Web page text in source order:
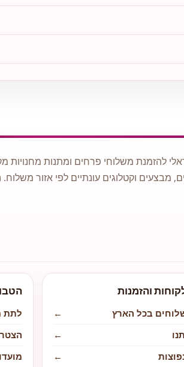
להזמנת משלוחי פרחים ומתנות
מבצעים וקטלוגים עונתיים לפי אזור
והזמנות
בכל הארץ
←
←
←
לתת